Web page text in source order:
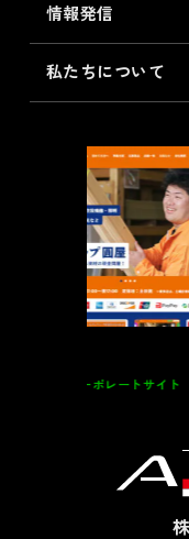
情報発信
私たちについて
グラフィック